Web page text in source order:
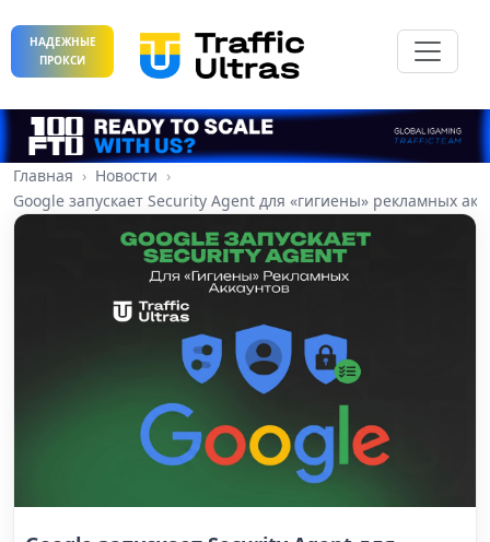
НАДЕЖНЫЕ
ПРОКСИ
Главная
Новости
Google запускает Security Agent для «гигиены» рекламных